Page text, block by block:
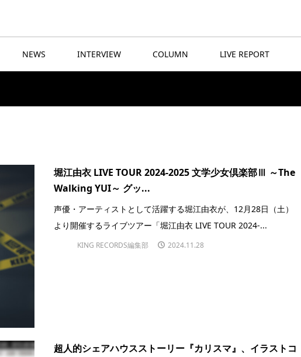
NEWS INTERVIEW COLUMN LIVE REPORT
堀江由衣 LIVE TOUR 2024-2025 文学少女倶楽部Ⅲ ～The
Walking YUI～ グッ...
声優・アーティストとして活躍する堀江由衣が、12月28日（土）
より開催するライブツアー「堀江由衣 LIVE TOUR 2024-...
KING RECORDS編集部 2024.11.28
超人的シェアハウスストーリー『カリスマ』、イラストコ